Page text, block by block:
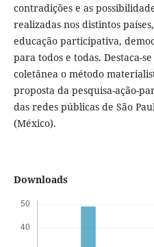
contradições e as
realizadas nos distintos
educação participativa,
para todos e todas. Destaca-
coletânea o método
proposta da pesquisa-ação-
das redes públicas de São
(México).
Downloads